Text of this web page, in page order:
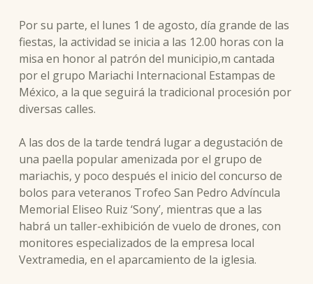
Por su parte, el lunes 1 de agosto, día grande de las
fiestas, la actividad se inicia a las 12.00 horas con la
misa en honor al patrón del municipio,m cantada
por el grupo Mariachi Internacional Estampas de
México, a la que seguirá la tradicional procesión por
diversas calles.
A las dos de la tarde tendrá lugar a degustación de
una paella popular amenizada por el grupo de
mariachis, y poco después el inicio del concurso de
bolos para veteranos Trofeo San Pedro Advíncula
Memorial Eliseo Ruiz ‘Sony’, mientras que a las
habrá un taller-exhibición de vuelo de drones, con
monitores especializados de la empresa local
Vextramedia, en el aparcamiento de la iglesia.